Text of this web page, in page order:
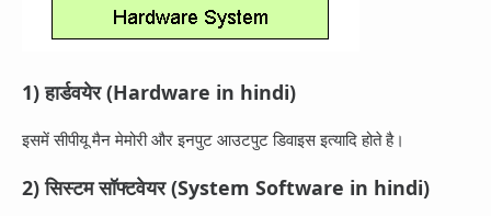
1) हार्डवयेर (Hardware in hindi)
इसमें सीपीयू मैन मेमोरी और इनपुट आउटपुट डिवाइस इत्यादि होते है।
2) सिस्टम सॉफ्टवेयर (System Software in hindi)